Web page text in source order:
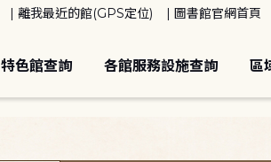
離我最近的館(GPS定位) 圖書館官網首頁
特色館查詢 各館服務設施查詢 區